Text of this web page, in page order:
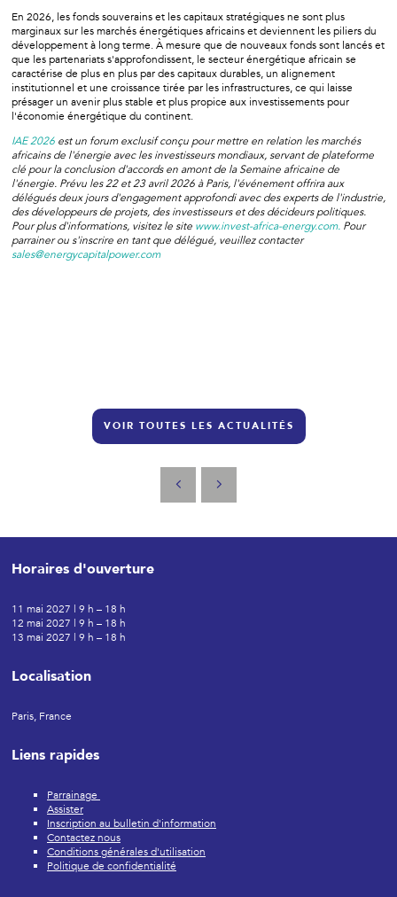
En 2026, les fonds souverains et les capitaux stratégiques ne sont plus
marginaux sur les marchés énergétiques africains et deviennent les piliers du
développement à long terme. À mesure que de nouveaux fonds sont lancés et
que les partenariats s'approfondissent, le secteur énergétique africain se
caractérise de plus en plus par des capitaux durables, un alignement
institutionnel et une croissance tirée par les infrastructures, ce qui laisse
présager un avenir plus stable et plus propice aux investissements pour
l'économie énergétique du continent.
IAE 2026 est un forum exclusif conçu pour mettre en relation les marchés
africains de l'énergie avec les investisseurs mondiaux, servant de plateforme
clé pour la conclusion d'accords en amont de la Semaine africaine de
l'énergie. Prévu les 22 et 23 avril 2026 à Paris, l'événement offrira aux
délégués deux jours d'engagement approfondi avec des experts de l'industrie,
des développeurs de projets, des investisseurs et des décideurs politiques.
Pour plus d'informations, visitez le site www.invest-africa-energy.com. Pour
parrainer ou s'inscrire en tant que délégué, veuillez contacter
sales@energycapitalpower.com
VOIR TOUTES LES ACTUALITÉS
Horaires d'ouverture
11 mai 2027 | 9 h – 18 h
12 mai 2027 | 9 h – 18 h
13 mai 2027 | 9 h – 18 h
Localisation
Paris, France
Liens rapides
Parrainage
Assister
Inscription au bulletin d'information
Contactez nous
Conditions générales d'utilisation
Politique de confidentialité